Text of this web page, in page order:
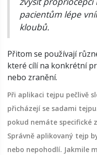
pacientům lépe
kloubů.
Přitom se používají
které cílí na konkrétní
nebo zranění.
Při aplikaci tejpu pečlivě
přicházejí se sadami
pokud nemáte specifické
Správně aplikovaný tejp
nebo nepohodlí. Jakmile